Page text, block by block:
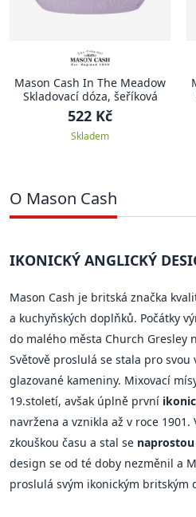
Mason Cash In The Meadow
Skladovací dóza, šeříková
522 Kč
Skladem
O Mason Cash
IKONICKÝ ANGLICKÝ
Mason Cash je britská značka
a kuchyňských doplňků. Počátky
do malého města Church Gresley
Světově proslulá se stala pro
glazované kameniny. Mixovací
19.století, avšak úplně první
navržena a vznikla až v roce
zkouškou času a stal se
design se od té doby nezměnil a
proslulá svým ikonickým britským